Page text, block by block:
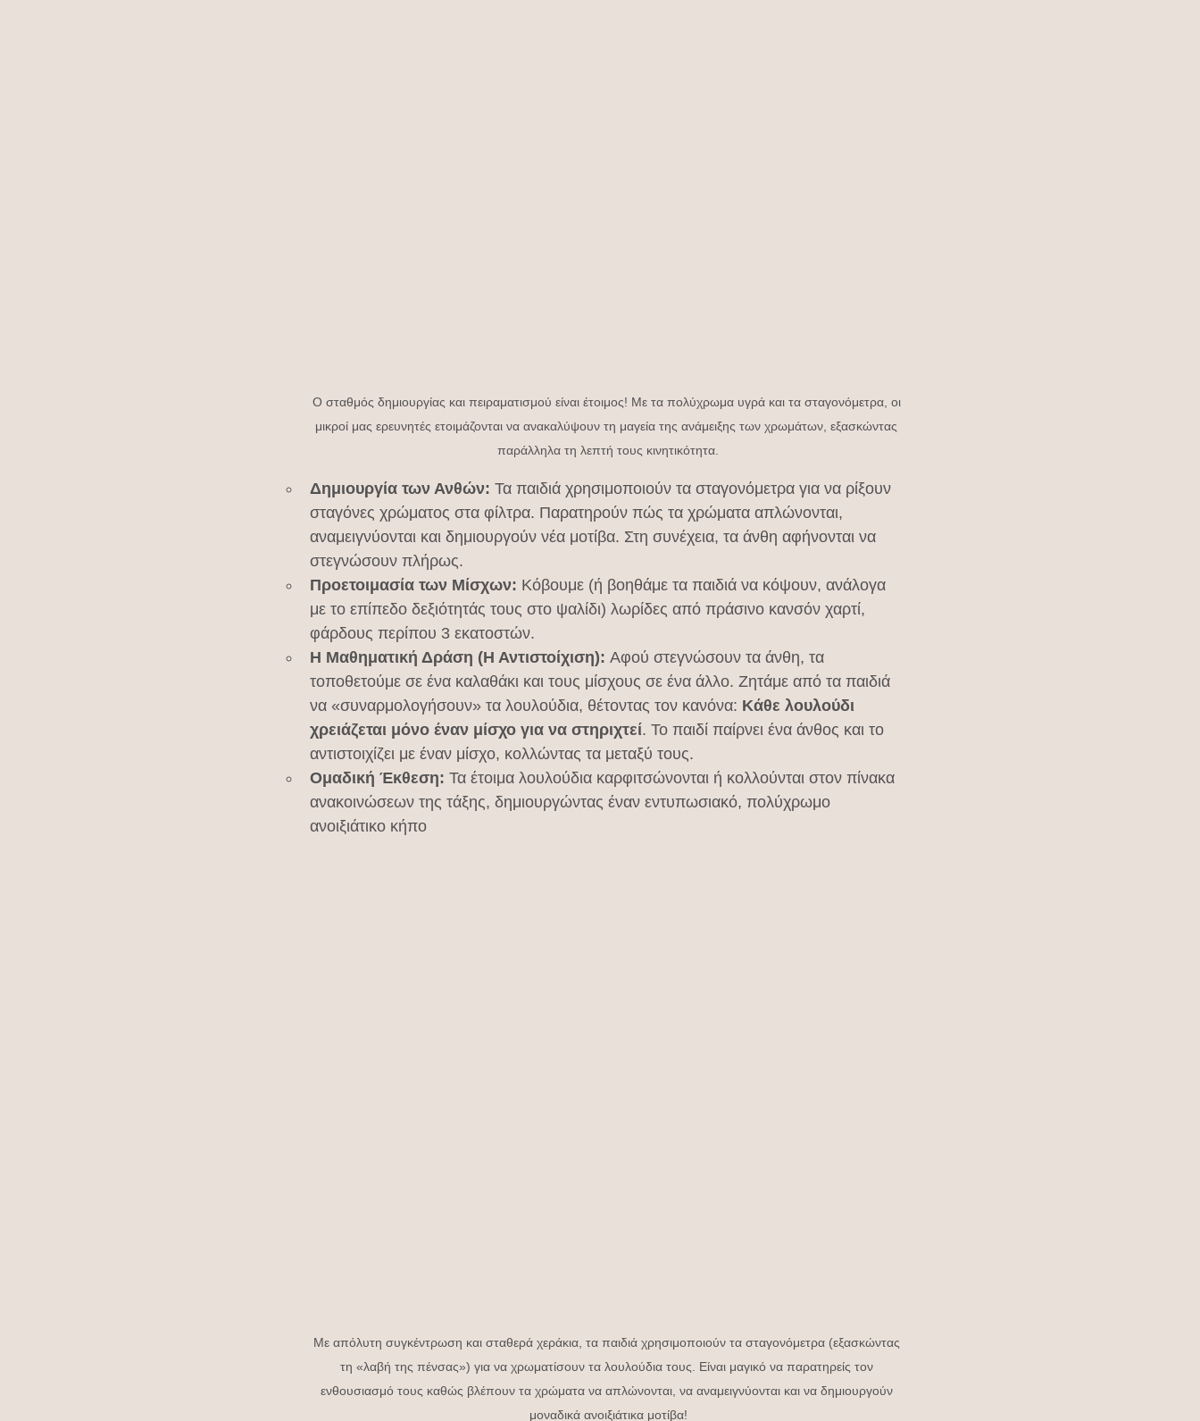
Ο σταθμός δημιουργίας και πειραματισμού είναι έτοιμος! Με τα πολύχρωμα υγρά και τα σταγονόμετρα, οι
μικροί μας ερευνητές ετοιμάζονται να ανακαλύψουν τη μαγεία της ανάμειξης των χρωμάτων, εξασκώντας
παράλληλα τη λεπτή τους κινητικότητα.
Δημιουργία των Ανθών: Τα παιδιά χρησιμοποιούν τα σταγονόμετρα για να ρίξουν
σταγόνες χρώματος στα φίλτρα. Παρατηρούν πώς τα χρώματα απλώνονται,
αναμειγνύονται και δημιουργούν νέα μοτίβα. Στη συνέχεια, τα άνθη αφήνονται να
στεγνώσουν πλήρως.
Προετοιμασία των Μίσχων: Κόβουμε (ή βοηθάμε τα παιδιά να κόψουν, ανάλογα
με το επίπεδο δεξιότητάς τους στο ψαλίδι) λωρίδες από πράσινο κανσόν χαρτί,
φάρδους περίπου 3 εκατοστών.
Η Μαθηματική Δράση (Η Αντιστοίχιση): Αφού στεγνώσουν τα άνθη, τα
τοποθετούμε σε ένα καλαθάκι και τους μίσχους σε ένα άλλο. Ζητάμε από τα παιδιά
να «συναρμολογήσουν» τα λουλούδια, θέτοντας τον κανόνα: Κάθε λουλούδι
χρειάζεται μόνο έναν μίσχο για να στηριχτεί. Το παιδί παίρνει ένα άνθος και το
αντιστοιχίζει με έναν μίσχο, κολλώντας τα μεταξύ τους.
Ομαδική Έκθεση: Τα έτοιμα λουλούδια καρφιτσώνονται ή κολλούνται στον πίνακα
ανακοινώσεων της τάξης, δημιουργώντας έναν εντυπωσιακό, πολύχρωμο
ανοιξιάτικο κήπο
Με απόλυτη συγκέντρωση και σταθερά χεράκια, τα παιδιά χρησιμοποιούν τα σταγονόμετρα (εξασκώντας
τη «λαβή της πένσας») για να χρωματίσουν τα λουλούδια τους. Είναι μαγικό να παρατηρείς τον
ενθουσιασμό τους καθώς βλέπουν τα χρώματα να απλώνονται, να αναμειγνύονται και να δημιουργούν
μοναδικά ανοιξιάτικα μοτίβα!